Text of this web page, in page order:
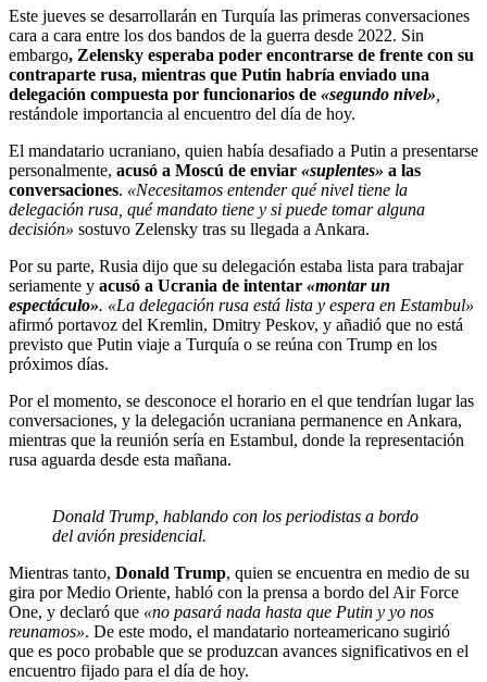
Este jueves se desarrollarán en Turquía las primeras conversaciones
cara a cara entre los dos bandos de la guerra desde 2022. Sin
embargo, Zelensky esperaba poder encontrarse de frente con su
contraparte rusa, mientras que Putin habría enviado una
delegación compuesta por funcionarios de «segundo nivel»
restándole importancia al encuentro del día de hoy.
El mandatario ucraniano, quien había desafiado a Putin a presentarse
personalmente, acusó a Moscú de enviar «suplentes» a las
conversaciones. «Necesitamos entender qué nivel tiene la
delegación rusa, qué mandato tiene y si puede tomar alguna
decisión» sostuvo Zelensky tras su llegada a Ankara.
Por su parte, Rusia dijo que su delegación estaba lista para trabajar
seriamente y acusó a Ucrania de intentar «montar un
espectáculo». «La delegación rusa está lista y espera en Estambul»
afirmó portavoz del Kremlin, Dmitry Peskov, y añadió que no está
previsto que Putin viaje a Turquía o se reúna con Trump en los
próximos días.
Por el momento, se desconoce el horario en el que tendrían lugar las
conversaciones, y la delegación ucraniana permanence en Ankara,
mientras que la reunión sería en Estambul, donde la representación
rusa aguarda desde esta mañana.
Donald Trump, hablando con los periodistas a bordo
del avión presidencial.
Mientras tanto, Donald Trump, quien se encuentra en medio de su
gira por Medio Oriente, habló con la prensa a bordo del Air Force
One, y declaró que «no pasará nada hasta que Putin y yo nos
reunamos». De este modo, el mandatario norteamericano sugirió
que es poco probable que se produzcan avances significativos en el
encuentro fijado para el día de hoy.